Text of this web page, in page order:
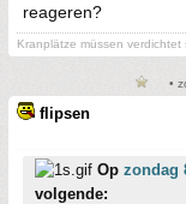
reageren?
Kranplätze müssen verdichtet
•
flipsen
Op zondag
volgende: